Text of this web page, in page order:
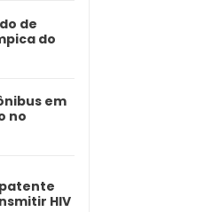
de
do
em
no
HIV